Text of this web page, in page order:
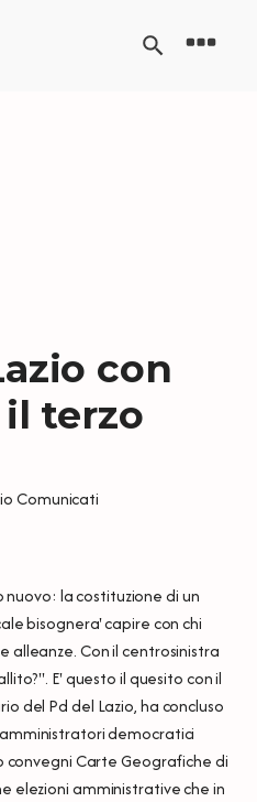
con
terzo
Comunicati
la costituzione di un
bisognera' capire con chi
Con il centrosinistra
E' questo il quesito con il
del Pd del Lazio, ha concluso
democratici
convegni Carte Geografiche di
elezioni amministrative che in